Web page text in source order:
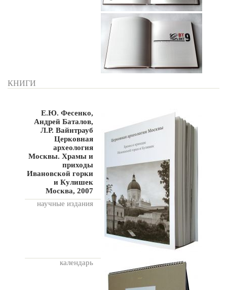
КНИГИ
Е.Ю. Фесенко,
Андрей Баталов,
Л.Р. Вайнтрауб
Церковная
археология
Москвы. Храмы и
приходы
Ивановской горки
и Кулишек
Москва, 2007
научные издания
календарь